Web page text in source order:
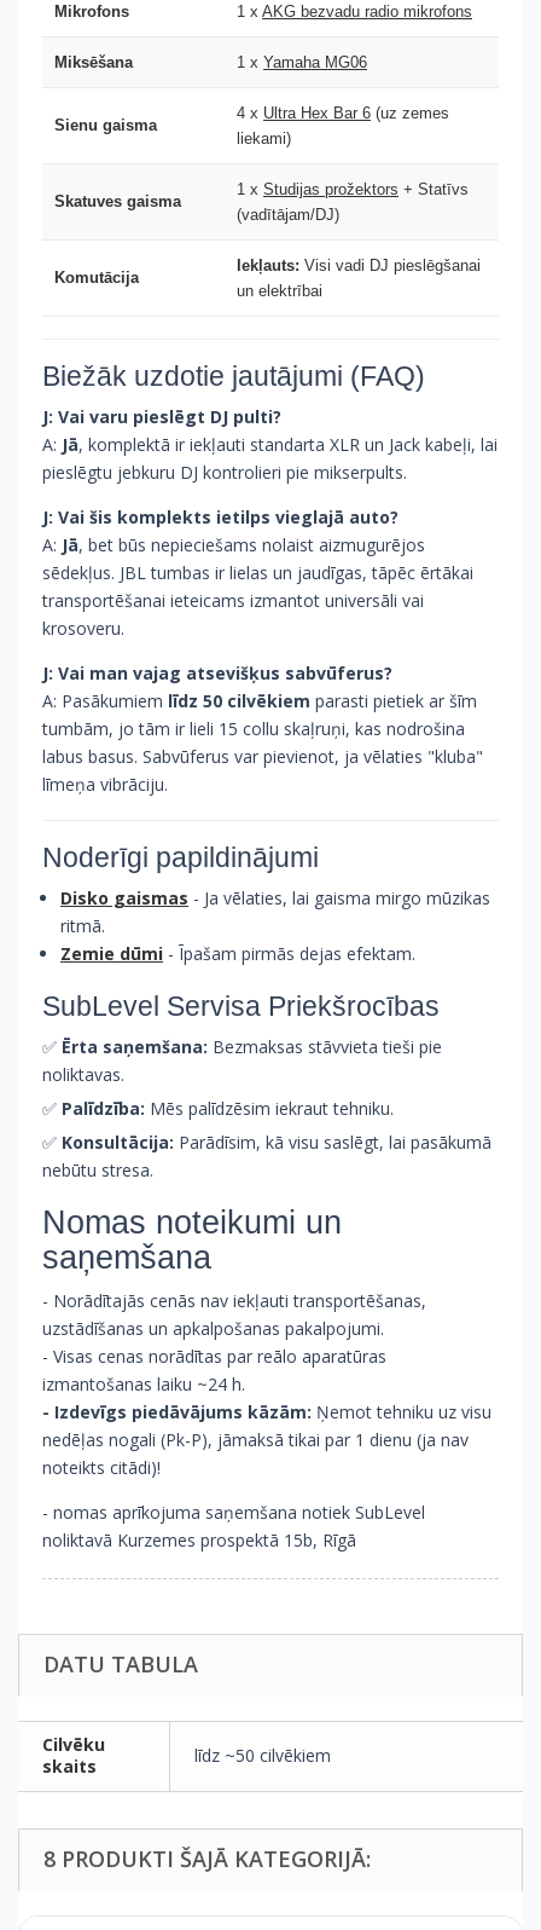
Mikrofons 1 x AKG bezvadu radio mikrofons
Miksēšana 1 x Yamaha MG06
Sienu gaisma
4 x Ultra Hex Bar 6 (uz zemes
liekami)
Skatuves gaisma
1 x Studijas prožektors + Statīvs
(vadītājam/DJ)
Komutācija
Iekļauts: Visi vadi DJ pieslēgšanai
un elektrībai
Biežāk uzdotie jautājumi (FAQ)
J: Vai varu pieslēgt DJ pulti?
A: Jā, komplektā ir iekļauti standarta XLR un Jack kabeļi, lai
pieslēgtu jebkuru DJ kontrolieri pie mikserpults.
J: Vai šis komplekts ietilps vieglajā auto?
A: Jā, bet būs nepieciešams nolaist aizmugurējos
sēdekļus. JBL tumbas ir lielas un jaudīgas, tāpēc ērtākai
transportēšanai ieteicams izmantot universāli vai
krosoveru.
J: Vai man vajag atsevišķus sabvūferus?
A: Pasākumiem līdz 50 cilvēkiem parasti pietiek ar šīm
tumbām, jo tām ir lieli 15 collu skaļruņi, kas nodrošina
labus basus. Sabvūferus var pievienot, ja vēlaties "kluba"
līmeņa vibrāciju.
Noderīgi papildinājumi
Disko gaismas - Ja vēlaties, lai gaisma mirgo mūzikas
ritmā.
Zemie dūmi - Īpašam pirmās dejas efektam.
SubLevel Servisa Priekšrocības
✅ Ērta saņemšana: Bezmaksas stāvvieta tieši pie
noliktavas.
✅ Palīdzība: Mēs palīdzēsim iekraut tehniku.
✅ Konsultācija: Parādīsim, kā visu saslēgt, lai pasākumā
nebūtu stresa.
Nomas noteikumi un
saņemšana
- Norādītajās cenās nav iekļauti transportēšanas,
uzstādīšanas un apkalpošanas pakalpojumi.
- Visas cenas norādītas par reālo aparatūras
izmantošanas laiku ~24 h.
- Izdevīgs piedāvājums kāzām: Ņemot tehniku uz visu
nedēļas nogali (Pk-P), jāmaksā tikai par 1 dienu (ja nav
noteikts citādi)!
- nomas aprīkojuma saņemšana notiek SubLevel
noliktavā Kurzemes prospektā 15b, Rīgā
DATU TABULA
Cilvēku
skaits
līdz ~50 cilvēkiem
8 PRODUKTI ŠAJĀ KATEGORIJĀ: